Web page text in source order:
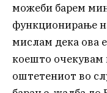
можеби барем
функционирање
мислам дека ова
коешто очекувам
оштетениот во